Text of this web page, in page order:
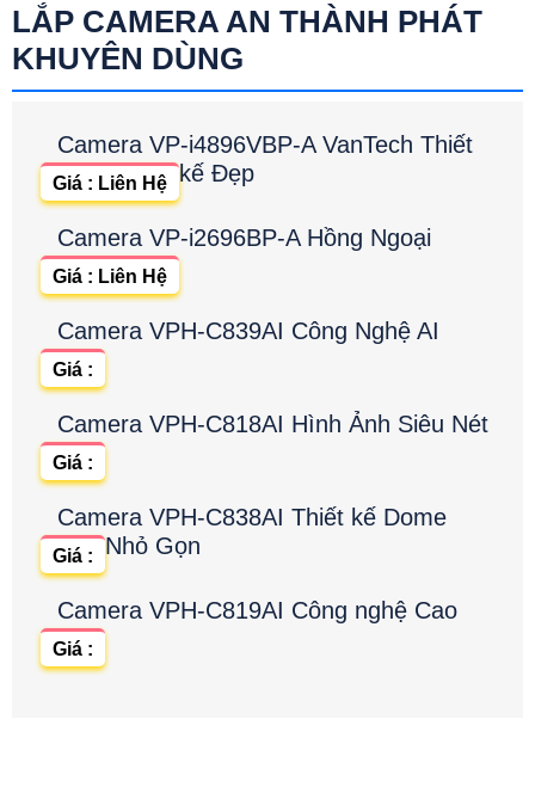
LẮP CAMERA AN THÀNH PHÁT
KHUYÊN DÙNG
Camera VP-i4896VBP-A VanTech Thiết
kế Đẹp
Giá : Liên Hệ
Camera VP-i2696BP-A Hồng Ngoại
Giá : Liên Hệ
Camera VPH-C839AI Công Nghệ AI
Giá :
Camera VPH-C818AI Hình Ảnh Siêu Nét
Giá :
Camera VPH-C838AI Thiết kế Dome
Nhỏ Gọn
Giá :
Camera VPH-C819AI Công nghệ Cao
Giá :